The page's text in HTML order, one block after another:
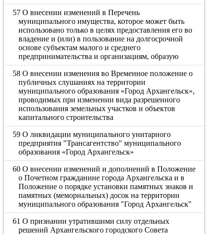
57 О внесении изменений в Перечень
муниципального имущества, которое может быть
использовано только в целях предоставления его во
владение и (или) в пользование на долгосрочной
основе субъектам малого и среднего
предпринимательства и организациям, образую
58 О внесении изменения во Временное положение о
публичных слушаниях на территории
муниципального образования «Город Архангельск»,
проводимых при изменении вида разрешенного
использования земельных участков и объектов
капитального строительства
59 О ликвидации муниципального унитарного
предприятия "Трансагентство" муниципального
образования «Город Архангельск»
60 О внесении изменений и дополнений в Положение
о Почетном гражданине города Архангельска и в
Положение о порядке установки памятных знаков и
памятных (мемориальных) досок на территории
муниципального образования "Город Архангельск"
61 О признании утратившими силу отдельных
решений Архангельского городского Совета